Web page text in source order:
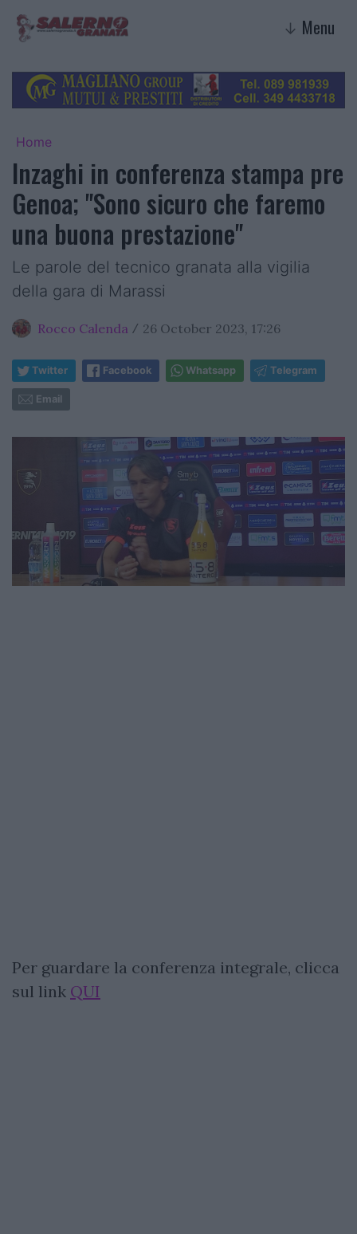
↓ Menu
Home
Inzaghi in conferenza stampa pre
Genoa; "Sono sicuro che faremo
una buona prestazione"
Le parole del tecnico granata alla vigilia
della gara di Marassi
Rocco Calenda / 26 October 2023, 17:26
Twitter Facebook Whatsapp Telegram
Email
Per guardare la conferenza integrale, clicca
sul link QUI